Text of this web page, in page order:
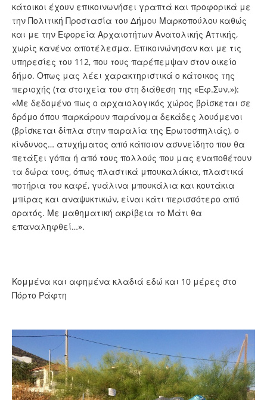
κάτοικοι έχουν επικοινωνήσει γραπτά και προφορικά με
την Πολιτική Προστασία του Δήμου Μαρκοπούλου καθώς
και με την Εφορεία Αρχαιοτήτων Ανατολικής Αττικής,
χωρίς κανένα αποτέλεσμα. Επικοινώνησαν και με τις
υπηρεσίες του 112, που τους παρέπεμψαν στον οικείο
δήμο. Οπως μας λέει χαρακτηριστικά ο κάτοικος της
περιοχής (τα στοιχεία του στη διάθεση της «Εφ.Συν.»):
«Με δεδομένο πως ο αρχαιολογικός χώρος βρίσκεται σε
δρόμο όπου παρκάρουν παράνομα δεκάδες λουόμενοι
(βρίσκεται δίπλα στην παραλία της Ερωτοσπηλιάς), ο
κίνδυνος… ατυχήματος από κάποιον ασυνείδητο που θα
πετάξει γόπα ή από τους πολλούς που μας εναποθέτουν
τα δώρα τους, όπως πλαστικά μπουκαλάκια, πλαστικά
ποτήρια του καφέ, γυάλινα μπουκάλια και κουτάκια
μπίρας και αναψυκτικών, είναι κάτι περισσότερο από
ορατός. Με μαθηματική ακρίβεια το Μάτι θα
επαναληφθεί…».
Κομμένα και αφημένα κλαδιά εδώ και 10 μέρες στο
Πόρτο Ράφτη